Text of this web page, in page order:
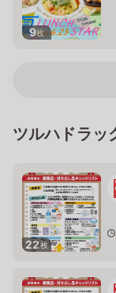
9枚
ツルハドラッ
22枚